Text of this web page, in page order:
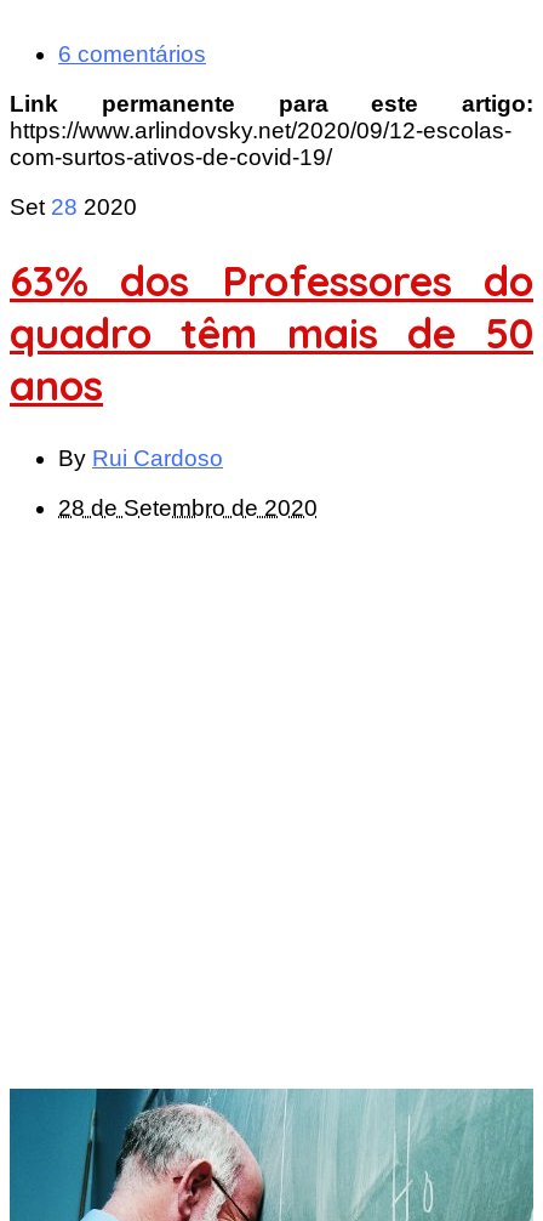
6 comentários
Link permanente para este artigo:
https://www.arlindovsky.net/2020/09/12-escolas-
com-surtos-ativos-de-covid-19/
Set 28 2020
63% dos Professores do
quadro têm mais de 50
anos
By Rui Cardoso
28 de Setembro de 2020